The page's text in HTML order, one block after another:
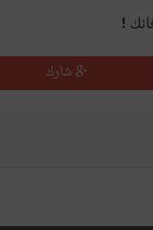
!
شارك